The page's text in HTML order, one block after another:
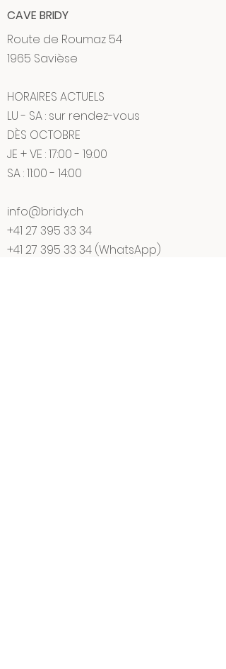
CAVE BRIDY
Route de Roumaz 54
1965 Savièse
HORAIRES ACTUELS
LU - SA : sur rendez-vous
DÈS OCTOBRE
JE + VE : 17:00 - 19:00
SA : 11:00 - 14:00
info@bridy.ch
+41 27 395 33 34
+41 27 395 33 34 (WhatsApp)